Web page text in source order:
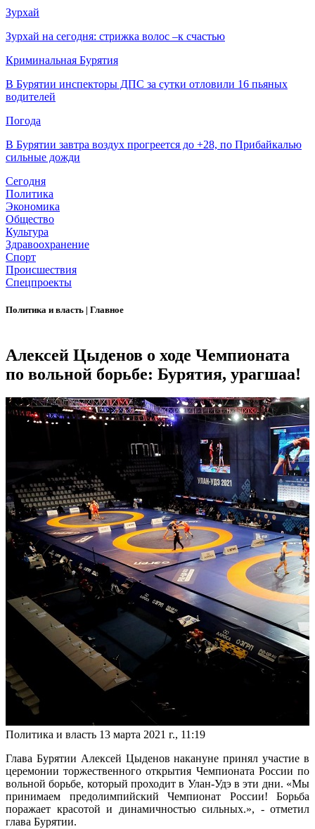
Зурхай
Зурхай на сегодня: стрижка волос –к счастью
Криминальная Бурятия
В Бурятии инспекторы ДПС за сутки отловили 16 пьяных
водителей
Погода
В Бурятии завтра воздух прогреется до +28, по Прибайкалью
сильные дожди
Сегодня
Политика
Экономика
Общество
Культура
Здравоохранение
Спорт
Происшествия
Спецпроекты
Политика и власть | Главное
Алексей Цыденов о ходе Чемпионата
по вольной борьбе: Бурятия, урагшаа!
Политика и власть 13 марта 2021 г., 11:19
Глава Бурятии Алексей Цыденов накануне принял участие в
церемонии торжественного открытия Чемпионата России по
вольной борьбе, который проходит в Улан-Удэ в эти дни. «Мы
принимаем предолимпийский Чемпионат России! Борьба
поражает красотой и динамичностью сильных.», - отметил
глава Бурятии.